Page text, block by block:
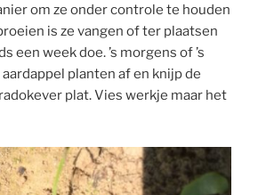
om ze onder controle te houden
is ze vangen of ter plaatsen
een week doe. ’s morgens of ’s
planten af en knijp de
plat. Vies werkje maar het